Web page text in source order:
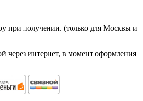
при получении. (только для Москвы и
через интернет, в момент оформления